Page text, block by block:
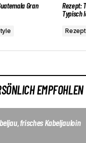
Gran
Rezept:
Typisch
EMPFOHLEN
frisches Kabeljauloin